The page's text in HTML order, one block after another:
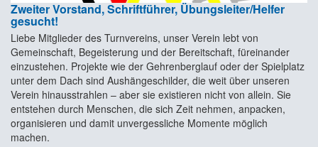
Zweiter Vorstand, Schriftführer, Übungsleiter/Helfer
gesucht!
Liebe Mitglieder des Turnvereins, unser Verein lebt von
Gemeinschaft, Begeisterung und der Bereitschaft, füreinander
einzustehen. Projekte wie der Gehrenberglauf oder der Spielplatz
unter dem Dach sind Aushängeschilder, die weit über unseren
Verein hinausstrahlen – aber sie existieren nicht von allein. Sie
entstehen durch Menschen, die sich Zeit nehmen, anpacken,
organisieren und damit unvergessliche Momente möglich
machen.